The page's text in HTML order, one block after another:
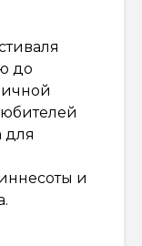
до
для
и